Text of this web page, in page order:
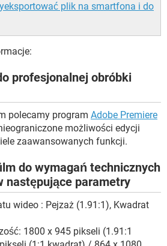
plik na smartfona i do
profesjonalnej obróbki
polecamy program Adobe Premiere
możliwości edycji
zaawansowanych funkcji.
do wymagań technicznych
następujące parametry
wideo : Pejzaż (1.91:1), Kwadrat
1800 x 945 pikseli (1.91:1